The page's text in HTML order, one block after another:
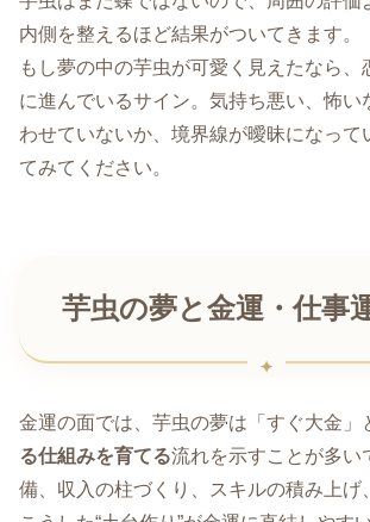
内側を整えるほど結果がついてきます。
もし夢の中の芋虫が可愛く見えたなら、
に進んでいるサイン。気持ち悪い、怖い
わせていないか、境界線が曖昧になって
てみてください。
芋虫の夢と金運・仕事
金運の面では、芋虫の夢は「すぐ大金」
る仕組みを育てる流れを示すことが多い
備、収入の柱づくり、スキルの積み上げ